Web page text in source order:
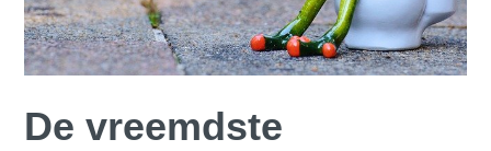
De vreemdste